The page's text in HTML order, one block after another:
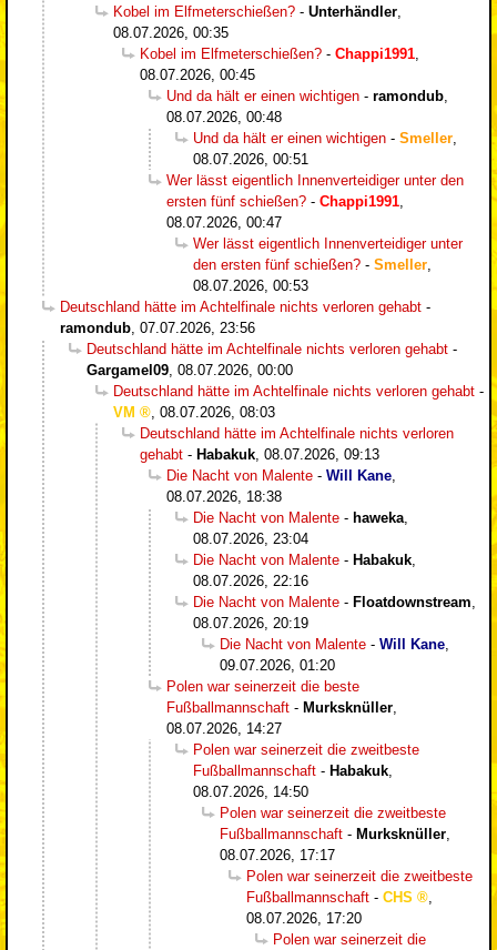
Kobel im Elfmeterschießen? - Unterhändler
08.07.2026, 00:35
Kobel im Elfmeterschießen? - Chappi1991
08.07.2026, 00:45
Und da hält er einen wichtigen - ramondub
08.07.2026, 00:48
Und da hält er einen wichtigen - Smeller
08.07.2026, 00:51
Wer lässt eigentlich Innenverteidiger unter den
ersten fünf schießen? - Chappi1991
08.07.2026, 00:47
Wer lässt eigentlich Innenverteidiger unter
den ersten fünf schießen? - Smeller
08.07.2026, 00:53
Deutschland hätte im Achtelfinale nichts verloren gehabt -
ramondub 07.07.2026, 23:56
Deutschland hätte im Achtelfinale nichts verloren gehabt -
Gargamel09 08.07.2026, 00:00
Deutschland hätte im Achtelfinale nichts verloren gehabt -
VM
08.07.2026, 08:03
Deutschland hätte im Achtelfinale nichts verloren
gehabt - Habakuk 08.07.2026, 09:13
Die Nacht von Malente - Will Kane
08.07.2026, 18:38
Die Nacht von Malente - haweka
08.07.2026, 23:04
Die Nacht von Malente - Habakuk
08.07.2026, 22:16
Die Nacht von Malente - Floatdownstream
08.07.2026, 20:19
Die Nacht von Malente - Will Kane
09.07.2026, 01:20
Polen war seinerzeit die beste
Fußballmannschaft - Murksknüller
08.07.2026, 14:27
Polen war seinerzeit die zweitbeste
Fußballmannschaft - Habakuk
08.07.2026, 14:50
Polen war seinerzeit die zweitbeste
Fußballmannschaft - Murksknüller
08.07.2026, 17:17
Polen war seinerzeit die zweitbeste
Fußballmannschaft - CHS
08.07.2026, 17:20
Polen war seinerzeit die